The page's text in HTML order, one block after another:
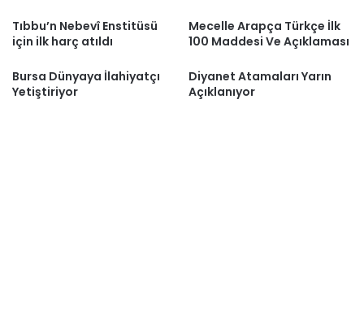
Tıbbu’n Nebevî Enstitüsü
için ilk harç atıldı
Mecelle Arapça Türkçe İlk
100 Maddesi Ve Açıklaması
Bursa Dünyaya İlahiyatçı
Yetiştiriyor
Diyanet Atamaları Yarın
Açıklanıyor